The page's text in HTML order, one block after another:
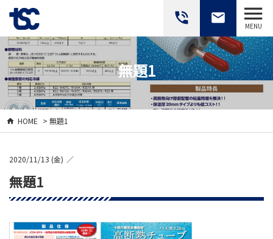
MENU
phone_in_talk email
無題1
HOME > 無題1
2020/11/13 (金)
無題1